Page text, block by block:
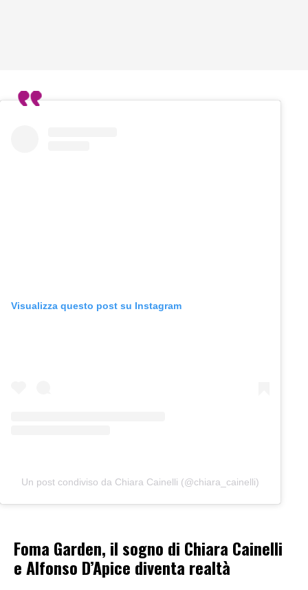
Visualizza questo post su Instagram
Un post condiviso da Chiara Cainelli (@chiara_cainelli)
Foma Garden, il sogno di Chiara Cainelli
e Alfonso D’Apice diventa realtà